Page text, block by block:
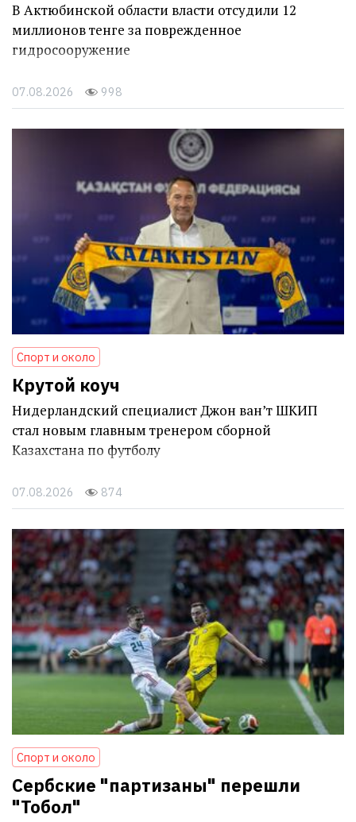
В Актюбинской области власти отсудили 12
миллионов тенге за поврежденное
гидросооружение
07.08.2026 998
Спорт и около
Крутой коуч
Нидерландский специалист Джон ван’т ШКИП
стал новым главным тренером сборной
Казахстана по футболу
07.08.2026 874
Спорт и около
Сербские "партизаны" перешли
"Тобол"